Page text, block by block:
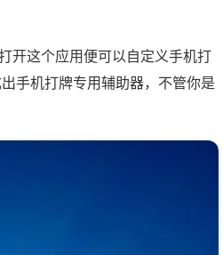
开这个应用便可以自定义手机打
手机打牌专用辅助器，不管你是